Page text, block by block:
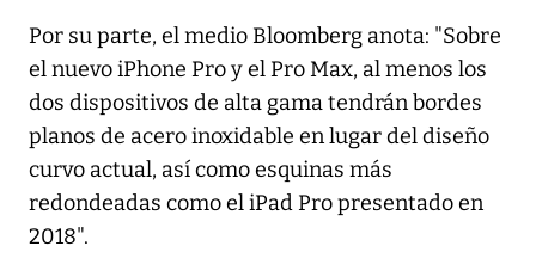
Por su parte, el medioBloomberg anota: "Sobre
el nuevo iPhone Pro y el Pro Max, al menos los
dos dispositivos de alta gama tendrán bordes
planos de acero inoxidable en lugar del diseño
curvo actual, así como esquinas más
redondeadas como el iPad Pro presentado en
2018".